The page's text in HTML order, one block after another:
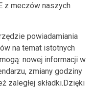
z meczów naszych
powiadamiania
na temat istotnych
nowej informacji w
zmiany godziny
zaległej składki.Dzięki